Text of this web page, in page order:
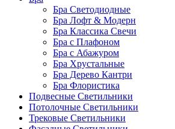
Бра Светодиодные
Бра Лофт & Модерн
Бра Классика Свечи
Бра с Плафоном
Бра с Абажуром
Бра Хрустальные
Бра Дерево Кантри
Бра Флористика
Подвесные Светильники
Потолочные Светильники
Трековые Светильники